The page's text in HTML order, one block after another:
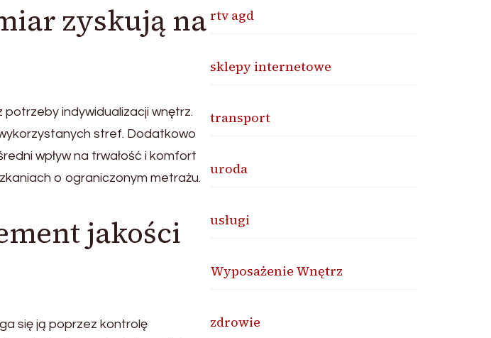
zyskują na
indywidualizacji wnętrz.
stref. Dodatkowo
wpływ na trwałość i komfort
o ograniczonym metrażu.
jakości
się ją poprzez kontrolę
rtv agd
sklepy internetowe
transport
uroda
usługi
Wyposażenie Wnętrz
zdrowie